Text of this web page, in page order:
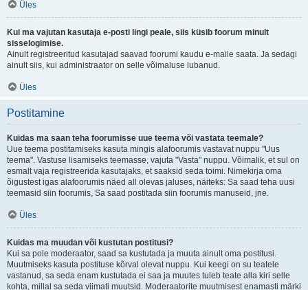
Üles
Kui ma vajutan kasutaja e-posti lingi peale, siis küsib foorum minult
sisselogimise.
Ainult registreeritud kasutajad saavad foorumi kaudu e-maile saata. Ja sedagi
ainult siis, kui administraator on selle võimaluse lubanud.
Üles
Postitamine
Kuidas ma saan teha foorumisse uue teema või vastata teemale?
Uue teema postitamiseks kasuta mingis alafoorumis vastavat nuppu "Uus
teema". Vastuse lisamiseks teemasse, vajuta "Vasta" nuppu. Võimalik, et sul on
esmalt vaja registreerida kasutajaks, et saaksid seda toimi. Nimekirja oma
õigustest igas alafoorumis näed all olevas jaluses, näiteks: Sa saad teha uusi
teemasid siin foorumis, Sa saad postitada siin foorumis manuseid, jne.
Üles
Kuidas ma muudan või kustutan postitusi?
Kui sa pole moderaator, saad sa kustutada ja muuta ainult oma postitusi.
Muutmiseks kasuta postituse kõrval olevat nuppu. Kui keegi on su teatele
vastanud, sa seda enam kustutada ei saa ja muutes tuleb teate alla kiri selle
kohta, millal sa seda viimati muutsid. Moderaatorite muutmisest enamasti märki